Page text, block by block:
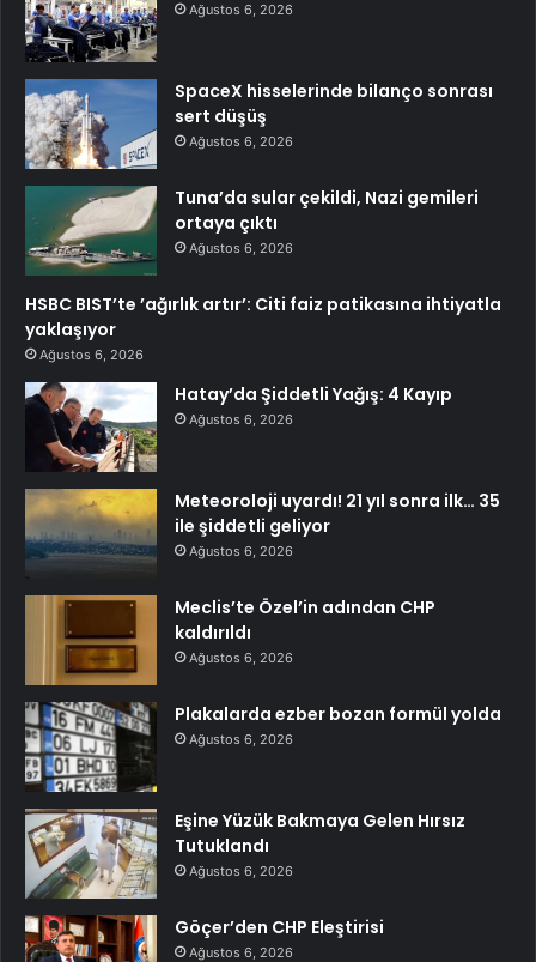
Ağustos 6, 2026
SpaceX hisselerinde bilanço sonrası
sert düşüş
Ağustos 6, 2026
Tuna’da sular çekildi, Nazi gemileri
ortaya çıktı
Ağustos 6, 2026
HSBC BIST’te ’ağırlık artır’: Citi faiz patikasına ihtiyatla
yaklaşıyor
Ağustos 6, 2026
Hatay’da Şiddetli Yağış: 4 Kayıp
Ağustos 6, 2026
Meteoroloji uyardı! 21 yıl sonra ilk… 35
ile şiddetli geliyor
Ağustos 6, 2026
Meclis’te Özel’in adından CHP
kaldırıldı
Ağustos 6, 2026
Plakalarda ezber bozan formül yolda
Ağustos 6, 2026
Eşine Yüzük Bakmaya Gelen Hırsız
Tutuklandı
Ağustos 6, 2026
Göçer’den CHP Eleştirisi
Ağustos 6, 2026